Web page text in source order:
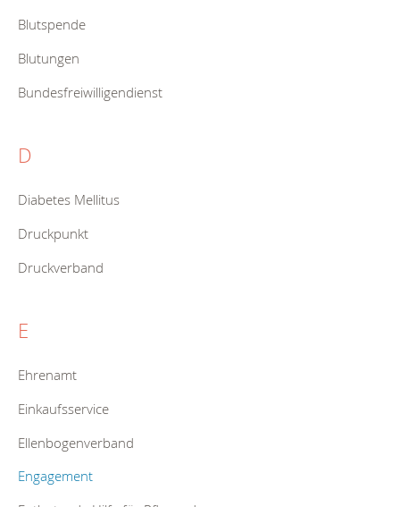
Blutspende
Blutungen
Bundesfreiwilligendienst
D
Diabetes Mellitus
Druckpunkt
Druckverband
E
Ehrenamt
Einkaufsservice
Ellenbogenverband
Engagement